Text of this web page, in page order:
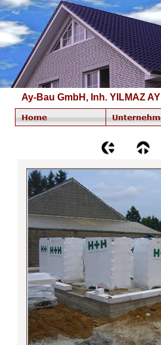
Ay-Bau GmbH, Inh. YILMAZ AY